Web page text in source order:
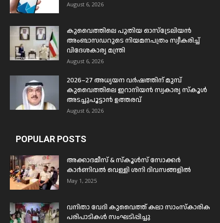
August 6, 2026
കുവൈത്തിലെ പുതിയ ഓസ്ട്രേലിയൻ
അംബാസഡറുടെ നിയമനപത്രം സ്വീകരിച്ച്
വിദേശകാര്യ മന്ത്രി
August 6, 2026
2026–27 അധ്യയന വർഷത്തിന് മുമ്പ്
കുവൈത്തിലെ ഇറാനിയൻ സ്വകാര്യ സ്കൂൾ
അടച്ചുപൂട്ടാൻ ഉത്തരവ്
August 6, 2026
POPULAR POSTS
അക്കാദമീസ് & സ്കൂൾസ് സോക്കർ
കാർണിവൽ വെള്ളി ശനി ദിവസങ്ങളിൽ
May 1, 2025
വനിതാ വേദി കുവൈത്ത് കലാ സാംസ്കാരിക
പരിപാടികൾ സംഘടിപ്പിച്ചു